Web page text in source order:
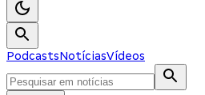
PodcastsNotíciasVídeos